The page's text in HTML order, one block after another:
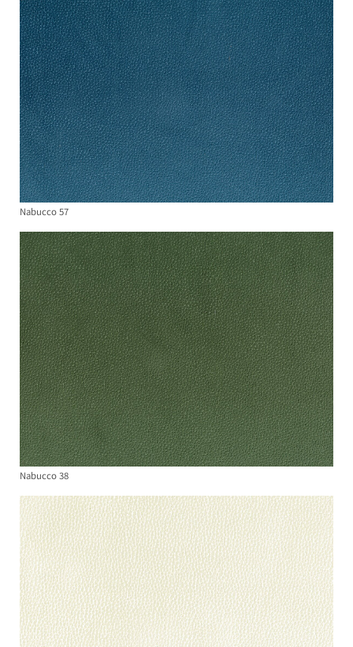
Nabucco 57
Nabucco 38